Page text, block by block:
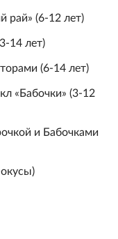
рай» (6-12 лет)
14 лет)
(6-14 лет)
«Бабочки» (3-12
и Бабочками